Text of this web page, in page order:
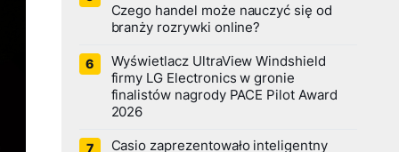
Czego handel może nauczyć się od
branży rozrywki online?
Wyświetlacz UltraView Windshield
firmy LG Electronics w gronie
finalistów nagrody PACE Pilot Award
2026
Casio zaprezentowało inteligentny